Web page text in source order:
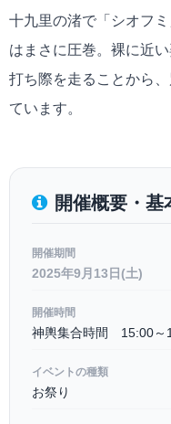
十九里の渚で「シオフ
はまさに圧巻。裸に近
打ち際を走ることから
ています。
開催概要・基
開催期間
2025年9月13日(土)
開催時間
神輿集合時間 15:00～
イベントの種類
お祭り